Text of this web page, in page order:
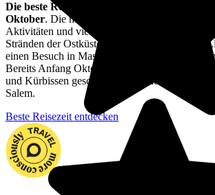
Die beste Reisezeit für Massachusetts liegt
Oktober. Die milden Temperaturen eignen
Aktivitäten und vielleicht sogar für ein paar
Stränden der Ostküste der USA. Doch unsere
einen Besuch in Massachusetts bleibt die Zeit
Bereits Anfang Oktober werden die
und Kürbissen geschmückt. Hier lohnt sich
Salem.
Beste Reisezeit entdecken